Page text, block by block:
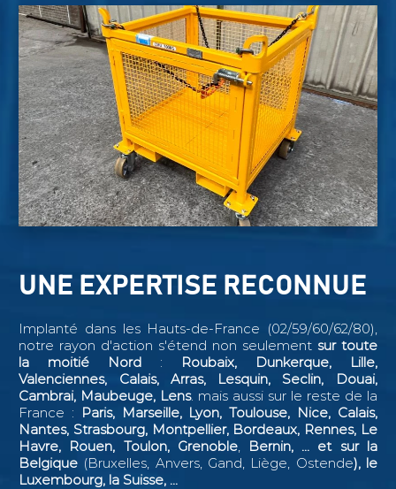
UNE EXPERTISE RECONNUE
Implanté dans les Hauts-de-France (02/59/60/62/80),
notre rayon d'action s'étend non seulementsur toute
la moitié Nord :
Roubaix, Dunkerque, Lille,
Valenciennes, Calais, Arras, Lesquin, Seclin,
Douai,
Cambrai, Maubeuge, Lens. mais aussi sur le reste de la
France : Paris, Marseille, Lyon, Toulouse, Nice, Calais,
Nantes, Strasbourg, Montpellier, Bordeaux, Rennes, Le
Havre, Rouen, Toulon, Grenoble, Bernin, ... et sur la
Belgique (Bruxelles, Anvers, Gand, Liège, Ostende), le
Luxembourg, la Suisse, ...